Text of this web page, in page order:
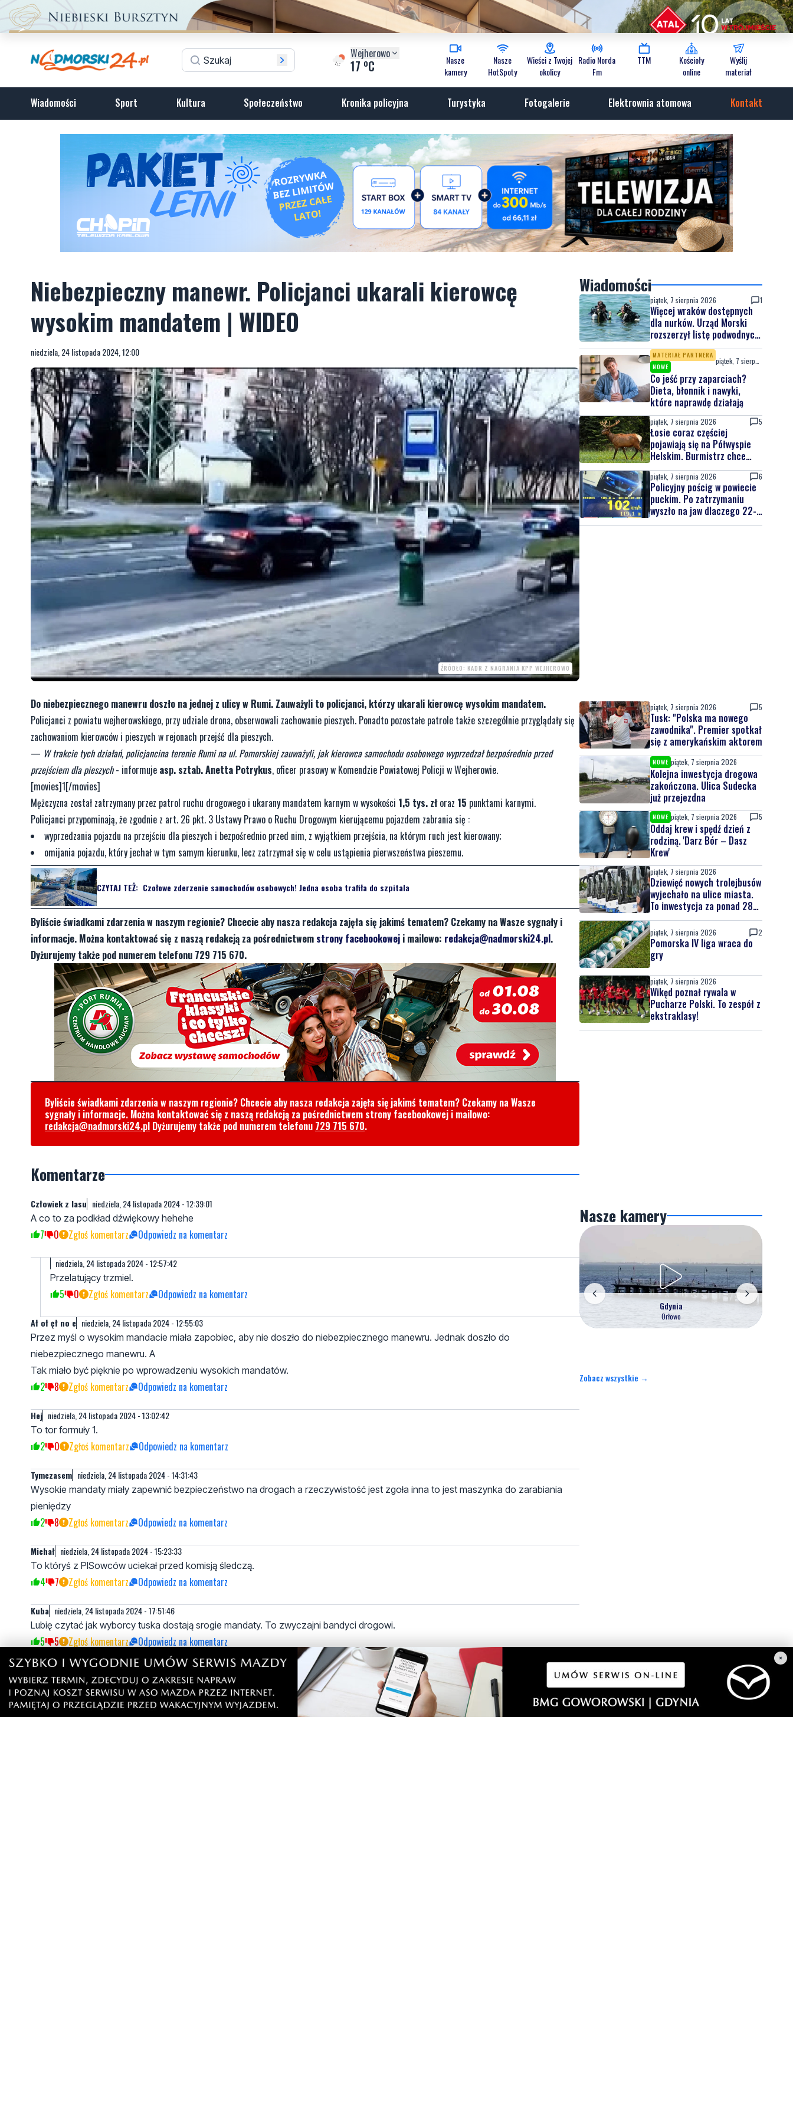
Wejherowo
17 oC
Nasze
kamery
Nasze
HotSpoty
Wieści z Twojej
okolicy
Radio Norda
Fm
TTM
Kościoły
online
Wyślij
materiał
Wiadomości Sport Kultura Społeczeństwo Kronika policyjna Turystyka Fotogalerie Elektrownia atomowa Kontakt
Niebezpieczny manewr. Policjanci ukarali kierowcę
wysokim mandatem | WIDEO
niedziela, 24 listopada 2024, 12:00
ŹRÓDŁO: KADR Z NAGRANIA KPP WEJHEROWO
Do niebezpiecznego manewru doszło na jednej z ulicy w Rumi. Zauważyli to policjanci, którzy ukarali kierowcę wysokim mandatem.
Policjanci z powiatu wejherowskiego, przy udziale drona, obserwowali zachowanie pieszych. Ponadto pozostałe patrole także szczególnie przyglądały się
zachowaniom kierowców i pieszych w rejonach przejść dla pieszych.
— W trakcie tych działań, policjancina terenie Rumi na ul. Pomorskiej zauważyli, jak kierowca samochodu osobowego wyprzedzał bezpośrednio przed
przejściem dla pieszych- informuje asp. sztab. Anetta Potrykus, oficer prasowy w Komendzie Powiatowej Policji w Wejherowie.
[movies]1[/movies]
Mężczyzna został zatrzymany przez patrol ruchu drogowego i ukarany mandatem karnym w wysokości 1,5 tys. złoraz 15 punktami karnymi.
Policjanci przypominają, że zgodnie z art. 26 pkt. 3 Ustawy Prawo o Ruchu Drogowym kierującemu pojazdem zabrania się :
wyprzedzania pojazdu na przejściu dla pieszych i bezpośrednio przed nim, z wyjątkiem przejścia, na którym ruch jest kierowany;
omijania pojazdu, który jechał w tym samym kierunku, lecz zatrzymał się w celu ustąpienia pierwszeństwa pieszemu.
CZYTAJ TEŻ: Czołowe zderzenie samochodów osobowych! Jedna osoba trafiła do szpitala
Byliście świadkami zdarzenia w naszym regionie? Chcecie aby nasza redakcja zajęła się jakimś tematem? Czekamy na Wasze sygnały i
informacje. Można kontaktować się z naszą redakcją za pośrednictwem strony facebookowej i mailowo: redakcja@nadmorski24.pl.
Dyżurujemy także pod numerem telefonu 729 715 670.
Byliście świadkami zdarzenia w naszym regionie? Chcecie aby nasza redakcja zajęła się jakimś tematem? Czekamy na Wasze
sygnały i informacje. Można kontaktować się z naszą redakcją za pośrednictwem strony facebookowej i mailowo:
redakcja@nadmorski24.pl Dyżurujemy także pod numerem telefonu 729 715 670.
Komentarze
Człowiek z lasu niedziela, 24 listopada 2024 - 12:39:01
A co to za podkład dźwiękowy hehehe
7 0 Zgłoś komentarz Odpowiedz na komentarz
niedziela, 24 listopada 2024 - 12:57:42
Przelatujący trzmiel.
5 0 Zgłoś komentarz Odpowiedz na komentarz
Ał oł ęł no e niedziela, 24 listopada 2024 - 12:55:03
Przez myśl o wysokim mandacie miała zapobiec, aby nie doszło do niebezpiecznego manewru. Jednak doszło do
niebezpiecznego manewru. A
Tak miało być pięknie po wprowadzeniu wysokich mandatów.
2 8 Zgłoś komentarz Odpowiedz na komentarz
Hej niedziela, 24 listopada 2024 - 13:02:42
To tor formuły 1.
2 0 Zgłoś komentarz Odpowiedz na komentarz
Tymczasem niedziela, 24 listopada 2024 - 14:31:43
Wysokie mandaty miały zapewnić bezpieczeństwo na drogach a rzeczywistość jest zgoła inna to jest maszynka do zarabiania
pieniędzy
2 8 Zgłoś komentarz Odpowiedz na komentarz
Michał niedziela, 24 listopada 2024 - 15:23:33
To któryś z PISowców uciekał przed komisją śledczą.
4 7 Zgłoś komentarz Odpowiedz na komentarz
Kuba niedziela, 24 listopada 2024 - 17:51:46
Lubię czytać jak wyborcy tuska dostają srogie mandaty. To zwyczajni bandyci drogowi.
5 5 Zgłoś komentarz Odpowiedz na komentarz
Michał niedziela, 24 listopada 2024 - 18:32:06
Pula wyborców Tuska wyczerpała się miesiąc temu. Ten mandat otrzymał PiSowiec uciekający przed komisją śledczą.
3 7 Zgłoś komentarz Odpowiedz na komentarz
Wiadomości
piątek, 7 sierpnia 2026 1
Więcej wraków dostępnych
dla nurków. Urząd Morski
rozszerzył listę podwodnych
atrakcji
MATERIAŁ PARTNERA
NOWE
Co jeść przy zaparciach?
Dieta, błonnik i nawyki,
które naprawdę działają
piątek, 7 sierpnia 2026 5
Łosie coraz częściej
pojawiają się na Półwyspie
Helskim. Burmistrz chce
nowych znaków drogowych
piątek, 7 sierpnia 2026 6
Policyjny pościg w powiecie
puckim. Po zatrzymaniu
wyszło na jaw dlaczego 22-
latek uciekał
piątek, 7 sierpnia 2026 5
Tusk: "Polska ma nowego
zawodnika". Premier spotkał
się z amerykańskim aktorem
NOWE piątek, 7 sierpnia 2026
Kolejna inwestycja drogowa
zakończona. Ulica Sudecka
już przejezdna
NOWE piątek, 7 sierpnia 2026 5
Oddaj krew i spędź dzień z
rodziną. 'Darz Bór – Dasz
Krew'
piątek, 7 sierpnia 2026
Dziewięć nowych trolejbusów
wyjechało na ulice miasta.
To inwestycja za ponad 28
mln zł
piątek, 7 sierpnia 2026 2
Pomorska IV liga wraca do
gry
piątek, 7 sierpnia 2026
Wikęd poznał rywala w
Pucharze Polski. To zespół z
ekstraklasy!
Nasze kamery
Gdynia
Orłowo
Zobacz wszystkie →
×